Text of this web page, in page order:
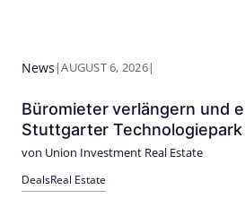
News |AUGUST 6, 2026|
Büromieter verlängern und
Stuttgarter Technologiepark
von Union Investment Real Estate
DealsReal Estate